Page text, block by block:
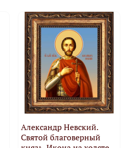
Александр Невский.
Святой благоверный